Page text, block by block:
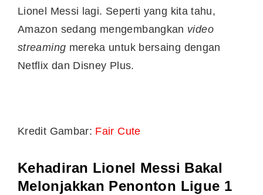
Lionel Messi lagi. Seperti yang kita tahu,
Amazon sedang mengembangkan video
streaming mereka untuk bersaing dengan
Netflix dan Disney Plus.
Kredit Gambar: Fair Cute
Kehadiran Lionel Messi Bakal
Melonjakkan Penonton Ligue 1